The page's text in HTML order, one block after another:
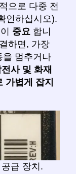
으로 다중 전
인하십시오).
중요 합니
하면, 가장
을 멈추거나
사 및 화재
가볍게 잡지
급 장치.